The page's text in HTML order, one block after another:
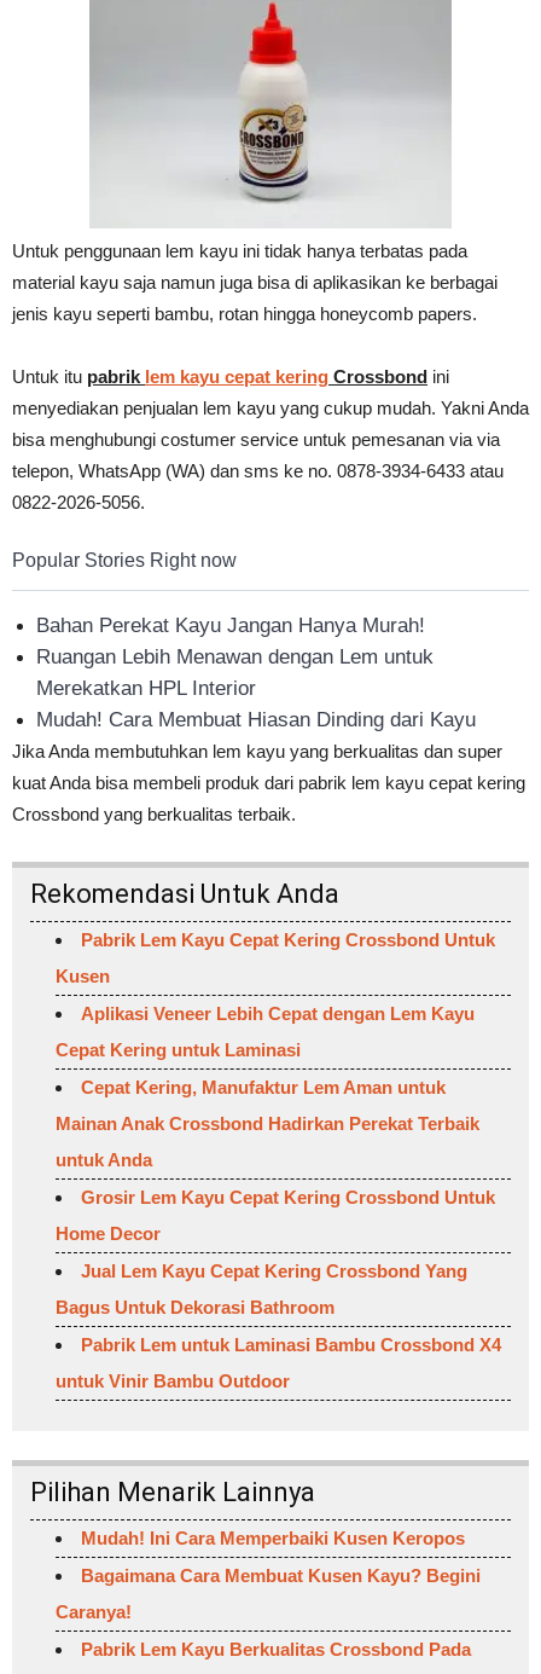
Untuk penggunaan lem kayu ini tidak hanya terbatas pada
material kayu saja namun juga bisa di aplikasikan ke berbagai
jenis kayu seperti bambu, rotan hingga honeycomb papers.
Untuk itu pabrik lem kayu cepat kering Crossbond ini
menyediakan penjualan lem kayu yang cukup mudah. Yakni Anda
bisa menghubungi costumer service untuk pemesanan via via
telepon, WhatsApp (WA) dan sms ke no. 0878-3934-6433 atau
0822-2026-5056.
Popular Stories Right now
Bahan Perekat Kayu Jangan Hanya Murah!
Ruangan Lebih Menawan dengan Lem untuk
Merekatkan HPL Interior
Mudah! Cara Membuat Hiasan Dinding dari Kayu
Jika Anda membutuhkan lem kayu yang berkualitas dan super
kuat Anda bisa membeli produk dari pabrik lem kayu cepat kering
Crossbond yang berkualitas terbaik.
Rekomendasi Untuk Anda
Pabrik Lem Kayu Cepat Kering Crossbond Untuk
Kusen
Aplikasi Veneer Lebih Cepat dengan Lem Kayu
Cepat Kering untuk Laminasi
Cepat Kering, Manufaktur Lem Aman untuk
Mainan Anak Crossbond Hadirkan Perekat Terbaik
untuk Anda
Grosir Lem Kayu Cepat Kering Crossbond Untuk
Home Decor
Jual Lem Kayu Cepat Kering Crossbond Yang
Bagus Untuk Dekorasi Bathroom
Pabrik Lem untuk Laminasi Bambu Crossbond X4
untuk Vinir Bambu Outdoor
Pilihan Menarik Lainnya
Mudah! Ini Cara Memperbaiki Kusen Keropos
Bagaimana Cara Membuat Kusen Kayu? Begini
Caranya!
Pabrik Lem Kayu Berkualitas Crossbond Pada